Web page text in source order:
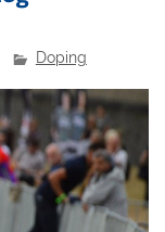
Doping